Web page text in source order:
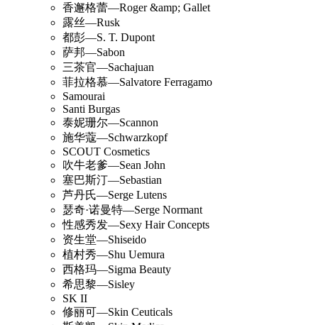
香邂格蕾—Roger &amp; Gallet
露丝—Rusk
都彭—S. T. Dupont
萨邦—Sabon
三茶官—Sachajuan
菲拉格慕—Salvatore Ferragamo
Samourai
Santi Burgas
泰妮珊尔—Scannon
施华蔻—Schwarzkopf
SCOUT Cosmetics
吹牛老爹—Sean John
塞巴斯汀—Sebastian
芦丹氏—Serge Lutens
瑟奇·诺曼特—Serge Normant
性感秀发—Sexy Hair Concepts
资生堂—Shiseido
植村秀—Shu Uemura
西格玛—Sigma Beauty
希思黎—Sisley
SK II
修丽可—Skin Ceuticals